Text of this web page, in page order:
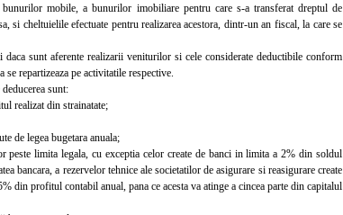
mobile, a bunurilor imobiliare pentru care s-a transferat dreptul de
cheltuielile efectuate pentru realizarea acestora, dintr-un an fiscal, la care se
sunt aferente realizarii veniturilor si cele considerate deductibile conform
repartizeaza pe activitatile respective.
sunt:
realizat din strainatate;
de legea bugetara anuala;
limita legala, cu exceptia celor create de banci in limita a 2% din soldul
bancara, a rezervelor tehnice ale societatilor de asigurare si reasigurare create
din profitul contabil anual, pana ce acesta va atinge a cincea parte din capitalul